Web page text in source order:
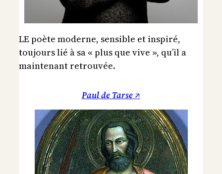
LE poète moderne, sensible et inspiré,
toujours lié à sa « plus que vive », qu’il a
maintenant retrouvée.
Paul de Tarse ↗